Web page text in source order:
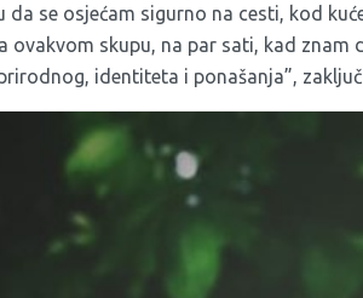
da se osjećam sigurno na cesti, kod
ovakvom skupu, na par sati, kad
identiteta i ponašanja”,